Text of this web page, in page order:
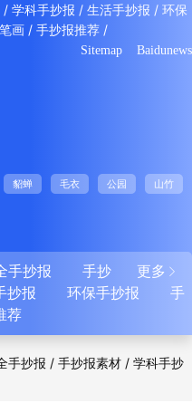
/ 学科手抄报 / 生活手抄报 / 环保
画 / 手抄报推荐 /
Sitemap Baidunews
貂蝉 毛衣 公园 山竹
更多 
手抄报
手抄
抄报 环保手抄报
手
荐
手抄报 /手抄报素材 /学科手抄